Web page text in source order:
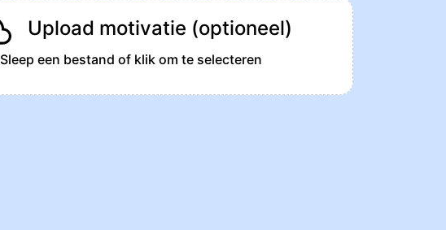
Upload motivatie (optioneel)
Sleep een bestand of klik om te selecteren